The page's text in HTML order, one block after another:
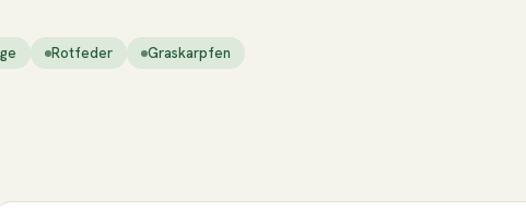
Rotfeder Graskarpfen